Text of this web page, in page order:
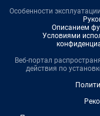
Особенности
Описанием
Условиями
Веб-портал
действия по